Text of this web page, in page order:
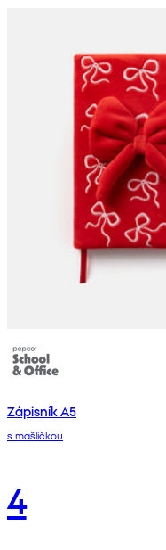
Zápisník A5
s mašličkou
4